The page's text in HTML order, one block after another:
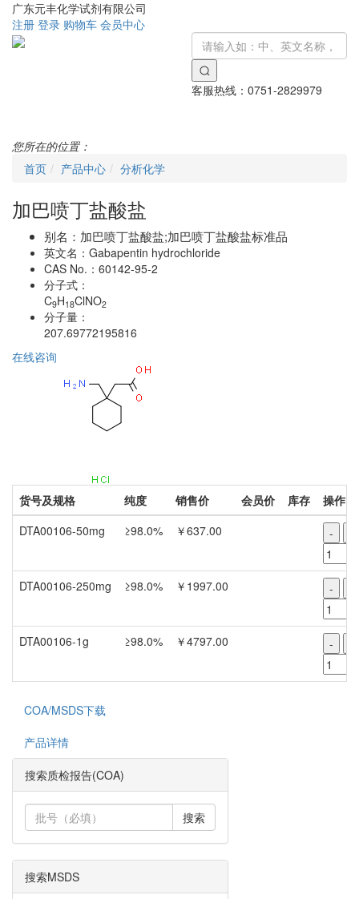
广东元丰化学试剂有限公司
注册 登录 购物车 会员中心
客服热线： 0751-2829979
您所在的位置：
首页
产品中心 分析化学
加巴喷丁盐酸盐
别名： 加巴喷丁盐酸盐;加巴喷丁盐酸盐标准品
英文名： Gabapentin hydrochloride
CAS No.： 60142-95-2
分子式：
C9H18ClNO2
分子量：
207.69772195816
在线咨询
货号及规格 纯度 销售价 会员价 库存
操作
DTA00106-50mg
≥98.0% ￥637.00 -
DTA00106-250mg ≥98.0% ￥1997.00 -
DTA00106-1g ≥98.0% ￥4797.00 -
COA/MSDS下载
产品详情
搜索质检报告(COA)
搜索
搜索MSDS